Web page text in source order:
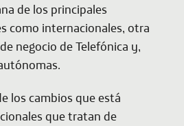
de los principales
como internacionales, otra
negocio de Telefónica y,
los cambios que está
que tratan de